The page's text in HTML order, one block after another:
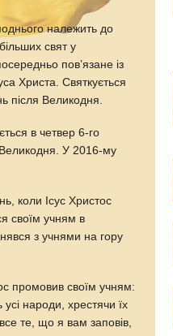
належить до
свят у
пов’язане із
Христа. Святкується
після Великодня.
в четвер 6-го
У 2016-му
коли Ісус Христос
своїм учням в
з учнями на гору
промовив своїм учням:
народи, хрестячи їх
те, що я вам заповів,